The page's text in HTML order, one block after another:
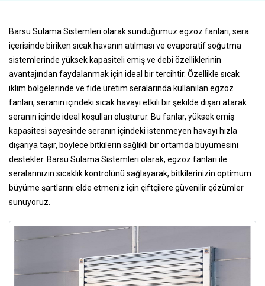
Barsu Sulama Sistemleri olarak sunduğumuz egzoz fanları, sera
içerisinde biriken sıcak havanın atılması ve evaporatif soğutma
sistemlerinde yüksek kapasiteli emiş ve debi özelliklerinin
avantajından faydalanmak için ideal bir tercihtir. Özellikle sıcak
iklim bölgelerinde ve fide üretim seralarında kullanılan egzoz
fanları, seranın içindeki sıcak havayı etkili bir şekilde dışarı atarak
seranın içinde ideal koşulları oluşturur. Bu fanlar, yüksek emiş
kapasitesi sayesinde seranın içindeki istenmeyen havayı hızla
dışarıya taşır, böylece bitkilerin sağlıklı bir ortamda büyümesini
destekler. Barsu Sulama Sistemleri olarak, egzoz fanları ile
seralarınızın sıcaklık kontrolünü sağlayarak, bitkilerinizin optimum
büyüme şartlarını elde etmeniz için çiftçilere güvenilir çözümler
sunuyoruz.